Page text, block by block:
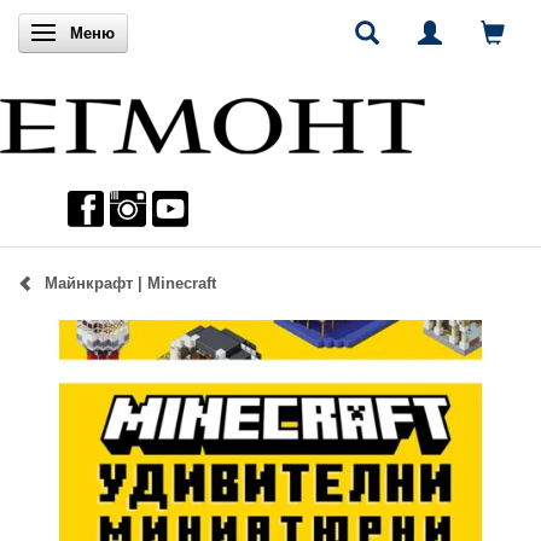
Включи навигацията
Меню
Майнкрафт | Minecraft